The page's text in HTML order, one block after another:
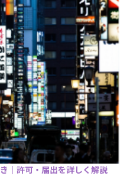
｜許可・届出を詳しく解説